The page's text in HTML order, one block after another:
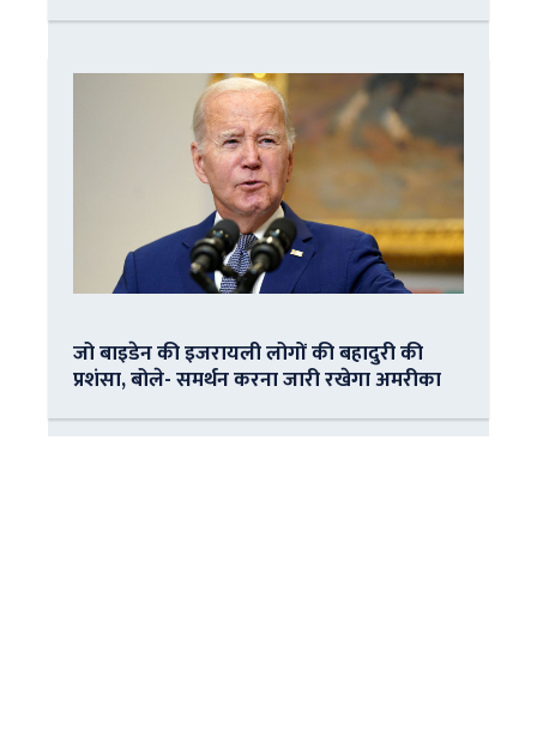
जो बाइडेन की इजरायली लोगों की बहादुरी की
प्रशंसा, बोले- समर्थन करना जारी रखेगा अमरीका